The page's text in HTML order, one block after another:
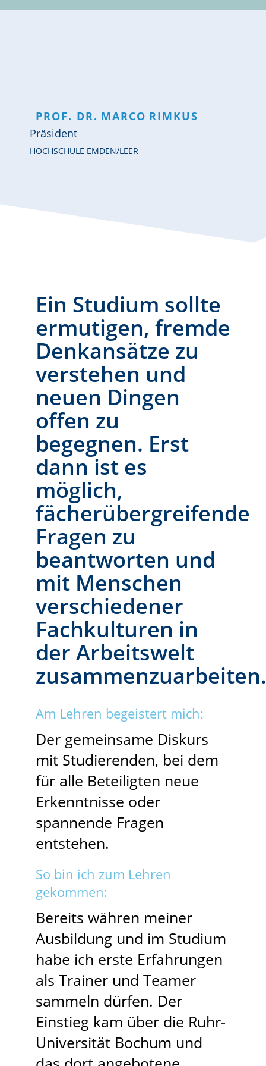
PROF. DR. MARCO RIMKUS
Präsident
HOCHSCHULE EMDEN/LEER
Ein Studium sollte
ermutigen, fremde
Denkansätze zu
verstehen und
neuen Dingen
offen zu
begegnen. Erst
dann ist es
möglich,
fächerübergreifende
Fragen zu
beantworten und
mit Menschen
verschiedener
Fachkulturen in
der Arbeitswelt
zusammenzuarbeiten.
Am Lehren begeistert mich:
Der gemeinsame Diskurs
mit Studierenden, bei dem
für alle Beteiligten neue
Erkenntnisse oder
spannende Fragen
entstehen.
So bin ich zum Lehren
gekommen:
Bereits währen meiner
Ausbildung und im Studium
habe ich erste Erfahrungen
als Trainer und Teamer
sammeln dürfen. Der
Einstieg kam über die Ruhr-
Universität Bochum und